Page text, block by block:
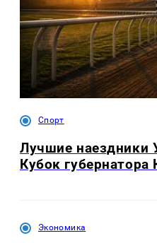
Спорт
Лучшие наездники
Кубок губернатора
Экономика